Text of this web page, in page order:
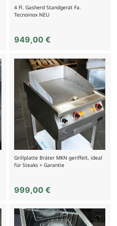
4 Fl. Gasherd Standgerät Fa.
Tecnoinox NEU
949,00€
Grillplatte Bräter MKN geriffelt, ideal
für Steaks + Garantie
999,00€